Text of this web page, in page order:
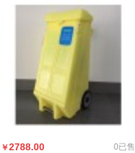
￥2788.00 0已售